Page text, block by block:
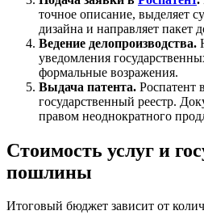
точное описание, выделяет
дизайна и направляет пакет
Ведение делопроизводства.
уведомления
формальные возражения.
Выдача патента. Роспатент
государственный реестр.
правом неоднократного
Стоимость услуг и
пошлины
Итоговый бюджет зависит от